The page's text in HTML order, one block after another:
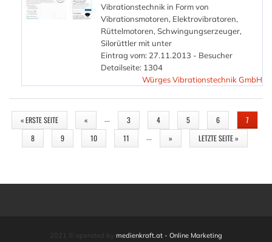
Vibrationstechnik in Form von
Vibrationsmotoren, Elektrovibratoren,
Rüttelmotoren, Schwingungserzeuger,
Silorüttler mit unter
Eintrag vom: 27.11.2013 - Besucher
Detailseite: 1304
Würges Vibrationstechnik GmbH
SEITEN
« ERSTE SEITE « … 3 4 5 6
7
8
9 10 11 … » LETZTE SEITE »
2021 © operated by medienkraft.at - Online Marketing